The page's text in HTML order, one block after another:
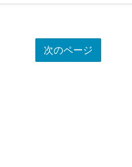
次のページ